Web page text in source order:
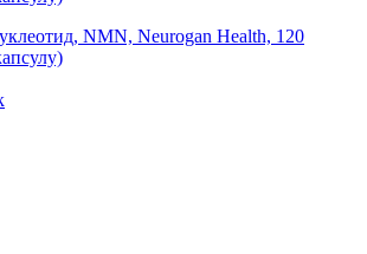
NMN, Neurogan Health, 120